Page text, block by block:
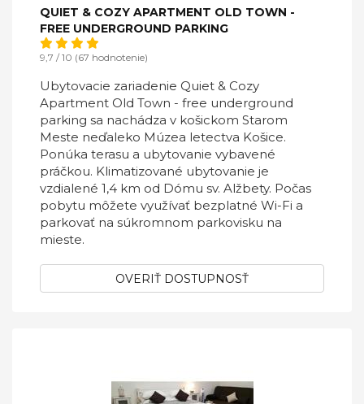
QUIET & COZY APARTMENT OLD TOWN -
FREE UNDERGROUND PARKING
9,7 / 10 (67 hodnotenie)
Ubytovacie zariadenie Quiet & Cozy
Apartment Old Town - free underground
parking sa nachádza v košickom Starom
Meste neďaleko Múzea letectva Košice.
Ponúka terasu a ubytovanie vybavené
práčkou. Klimatizované ubytovanie je
vzdialené 1,4 km od Dómu sv. Alžbety. Počas
pobytu môžete využívať bezplatné Wi-Fi a
parkovať na súkromnom parkovisku na
mieste.
OVERIŤ DOSTUPNOSŤ